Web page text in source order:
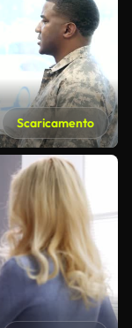
Scaricamento